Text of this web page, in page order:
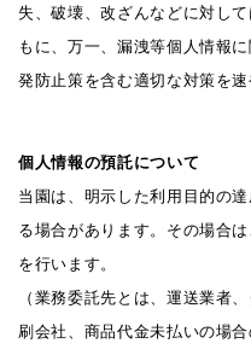
失、破壊、改ざんなどに対し
もに、万一、漏洩等個人情報
発防止策を含む適切な対策を速
個人情報の預託について
当園は、明示した利用目的の
る場合があります。その場合
を行います。
（業務委託先とは、運送業者
刷会社、商品代金未払いの場合